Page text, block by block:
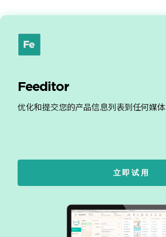
Feeditor
优化和提交您的产品信息列表到任何媒体
立即试用